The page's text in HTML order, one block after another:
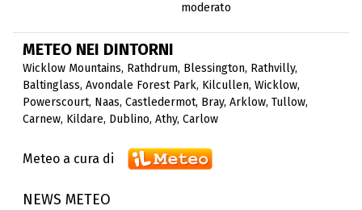
moderato
METEO NEI DINTORNI
Wicklow Mountains, Rathdrum, Blessington, Rathvilly,
Baltinglass, Avondale Forest Park, Kilcullen, Wicklow,
Powerscourt, Naas, Castledermot, Bray, Arklow, Tullow,
Carnew, Kildare, Dublino, Athy, Carlow
Meteo a cura di
NEWS METEO